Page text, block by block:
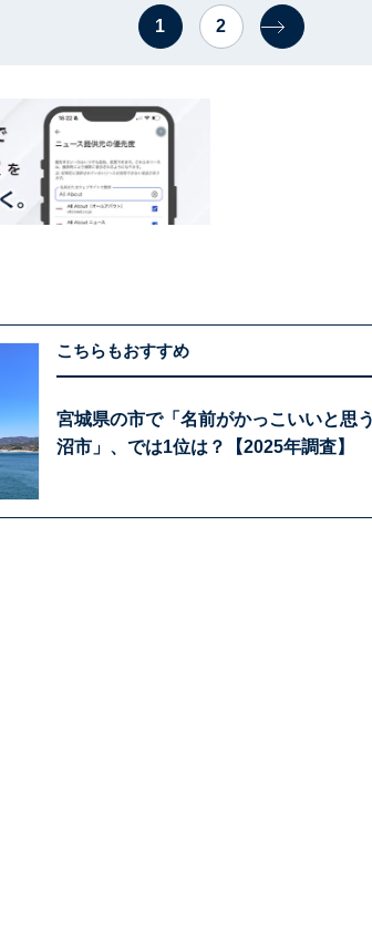
1 2
こちらもおすすめ
宮城県の市で「名前がかっこいいと思
沼市」、では1位は？【2025年調査】